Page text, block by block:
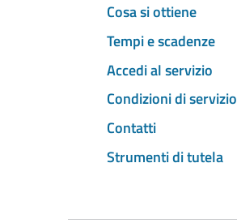
Cosa si ottiene
Tempi e scadenze
Accedi al servizio
Condizioni di servizio
Contatti
Strumenti di tutela